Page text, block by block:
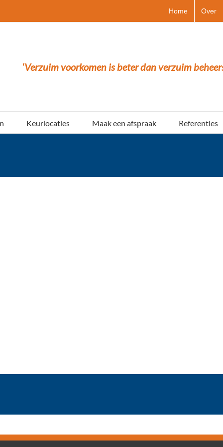
Home Over
‘Verzuim voorkomen is beter dan verzuim
Keurlocaties Maak een afspraak Referenties